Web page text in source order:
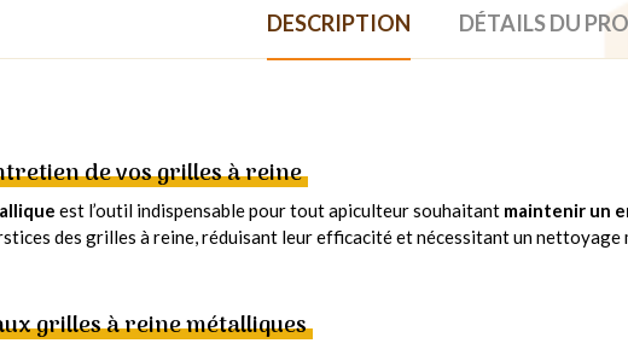
DESCRIPTION DÉTAILS DU
de vos grilles à reine
est l’outil indispensable pour tout apiculteur souhaitant maintenir un
des grilles à reine, réduisant leur efficacité et nécessitant un
grilles à reine métalliques